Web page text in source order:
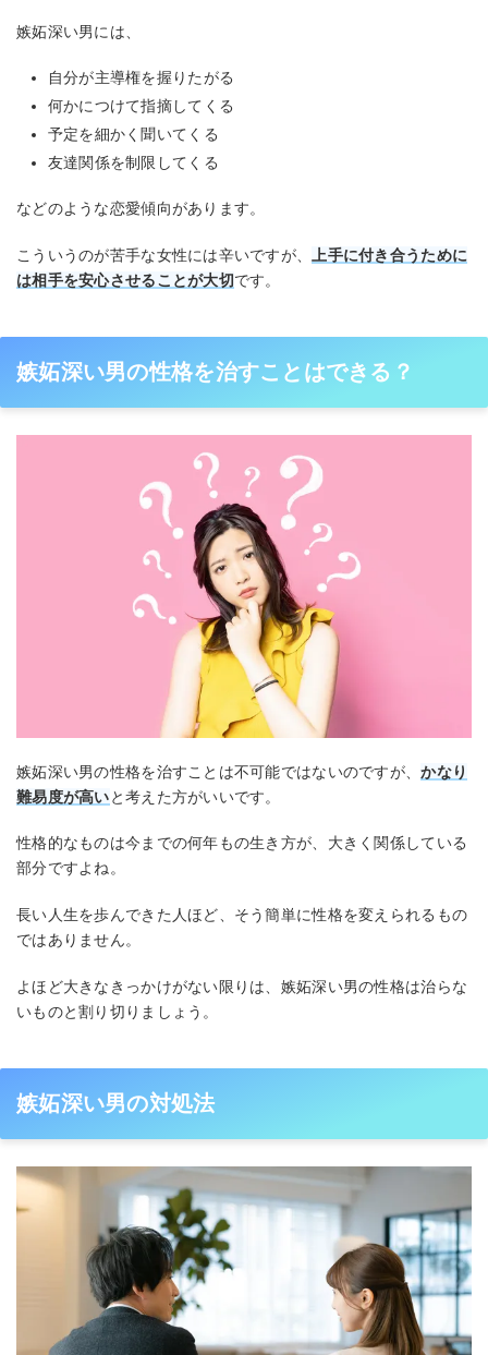
嫉妬深い男には、
自分が主導権を握りたがる
何かにつけて指摘してくる
予定を細かく聞いてくる
友達関係を制限してくる
などのような恋愛傾向があります。
こういうのが苦手な女性には辛いですが、
上手に付き合うために
は相手を安心させることが大切です。
嫉妬深い男の性格を治すことはできる？
嫉妬深い男の性格を治すことは不可能ではないのですが、かなり
難易度が高いと考えた方がいいです。
性格的なものは今までの何年もの生き方が、大きく関係している
部分ですよね。
長い人生を歩んできた人ほど、そう簡単に性格を変えられるもの
ではありません。
よほど大きなきっかけがない限りは、嫉妬深い男の性格は治らな
いものと割り切りましょう。
嫉妬深い男の対処法